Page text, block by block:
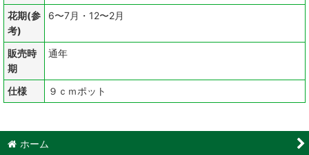
花期(参
考)
6〜7月・12〜2月
販売時
期
通年
仕様 ９ｃｍポット
ホーム